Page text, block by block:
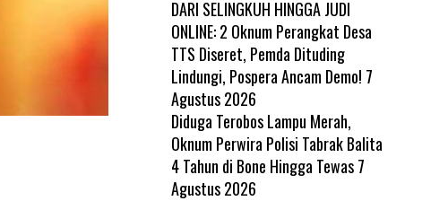
DARI SELINGKUH HINGGA JUDI
ONLINE: 2 Oknum Perangkat Desa
TTS Diseret, Pemda Dituding
Lindungi, Pospera Ancam Demo! 7
Agustus 2026
Diduga Terobos Lampu Merah,
Oknum Perwira Polisi Tabrak Balita
4 Tahun di Bone Hingga Tewas 7
Agustus 2026